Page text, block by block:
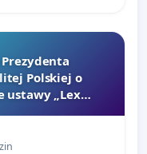
Polskiej o
ustawy „Lex